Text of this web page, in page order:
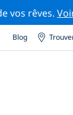
vos rêves.
Blog